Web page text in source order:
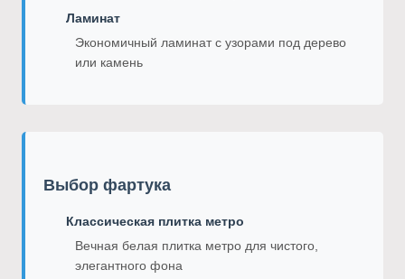
Ламинат
Экономичный ламинат с узорами под дерево
или камень
Выбор фартука
Классическая плитка метро
Вечная белая плитка метро для чистого,
элегантного фона